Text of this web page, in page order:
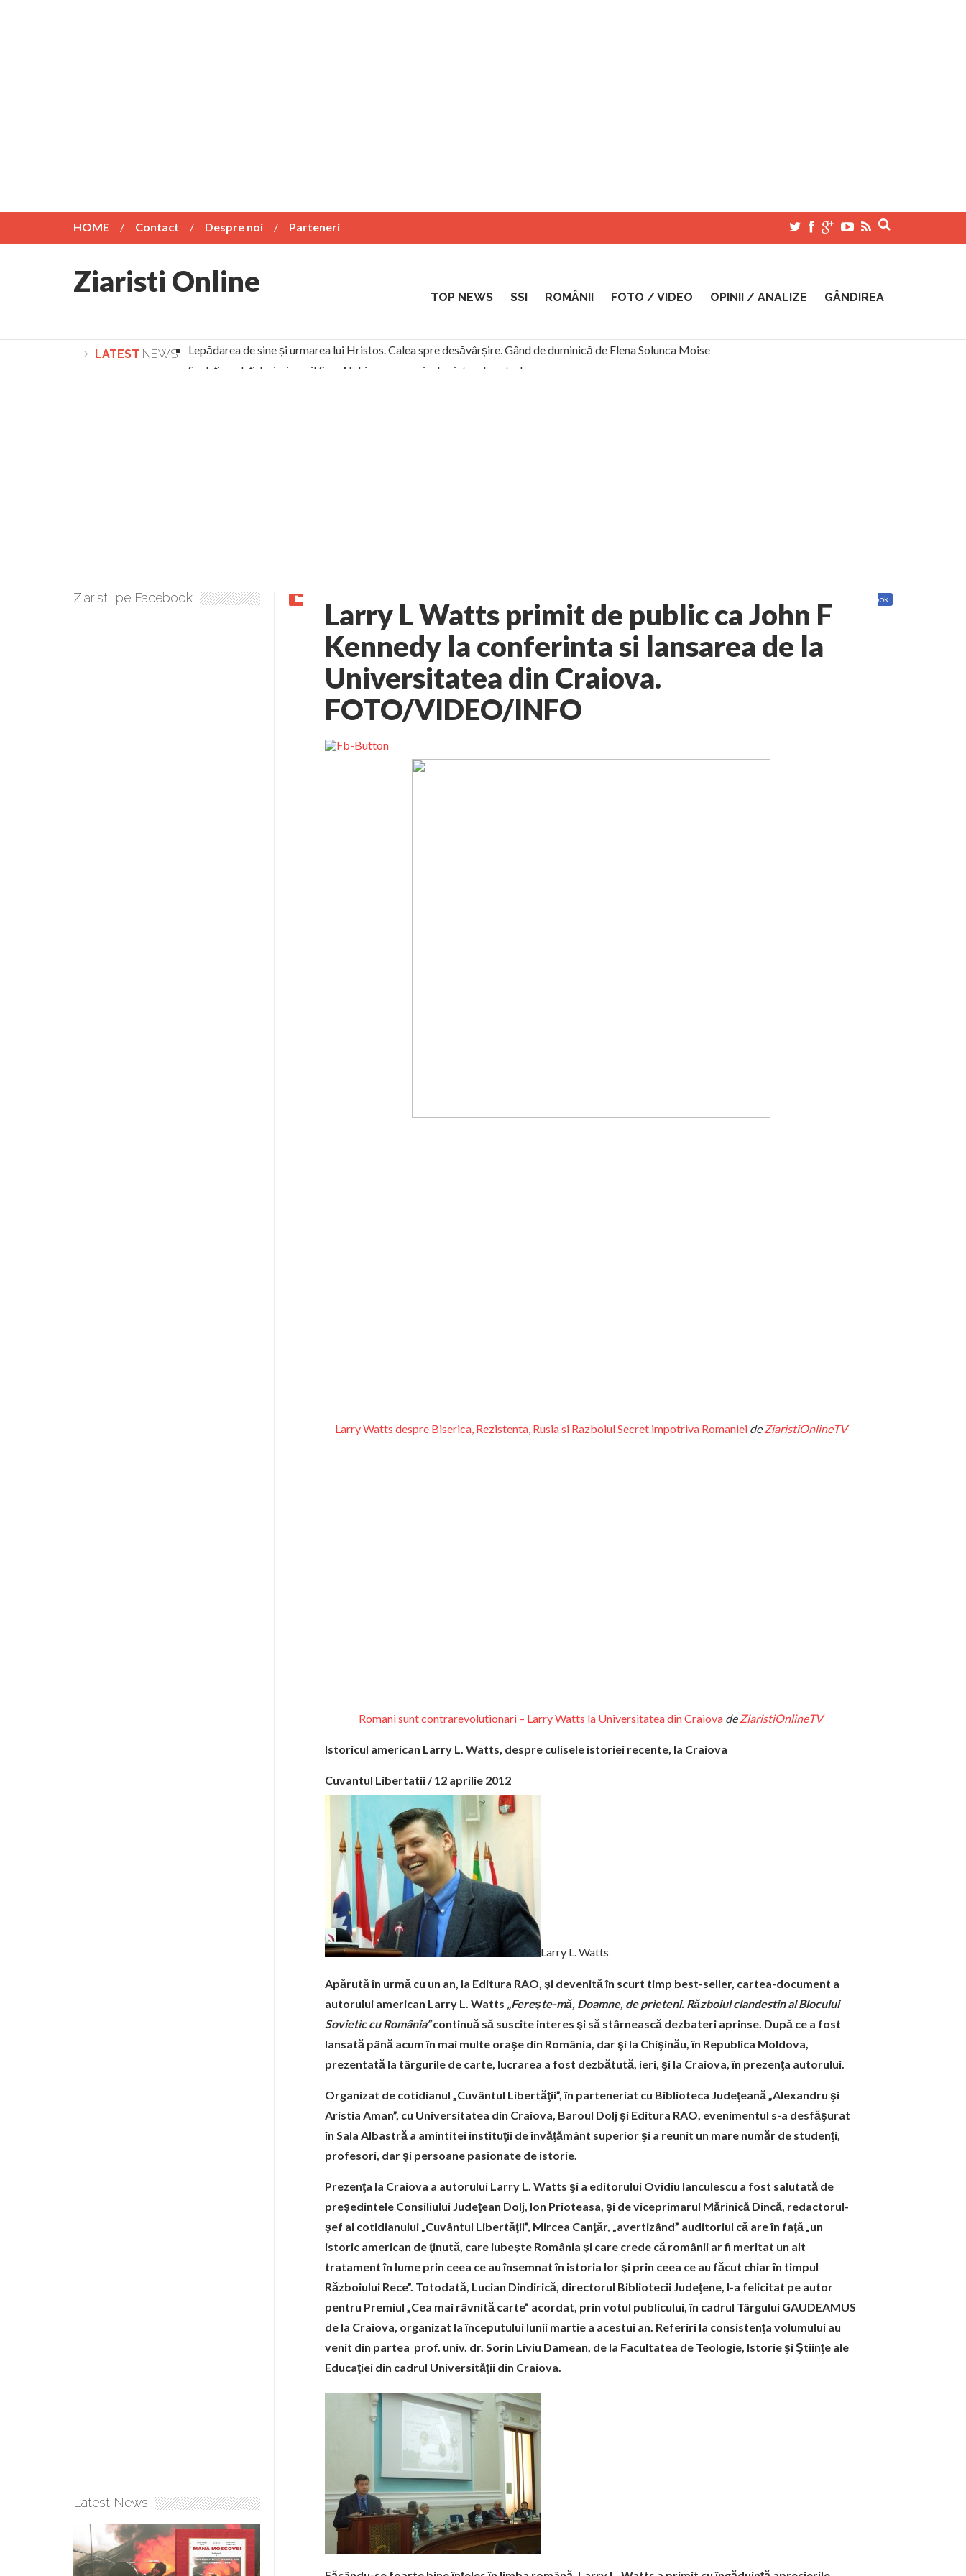
HOME Contact Despre noi Parteneri
Ziaristi Online TOP NEWS SSI ROMÂNII FOTO / VIDEO OPINII / ANALIZE GÂNDIREA
LATEST NEWS
Lepădarea de sine și urmarea lui Hristos. Calea spre desăvârșire. Gând de duminică de Elena Solunca Moise
Sculați, sculați, boieri mari! Sara Nukina are nevoie de ajutorul nostru!
Facebook
Larry L Watts primit de public ca John F
Kennedy la conferinta si lansarea de la
Universitatea din Craiova.
FOTO/VIDEO/INFO
Larry Watts despre Biserica, Rezistenta, Rusia si Razboiul Secret impotriva Romaniei deZiaristiOnlineTV
Romani sunt contrarevolutionari – Larry Watts la Universitatea din Craiova deZiaristiOnlineTV
Istoricul american Larry L. Watts, despre culisele istoriei recente, la Craiova
Cuvantul Libertatii / 12 aprilie 2012
Larry L. Watts
Apărută în urmă cu un an, la Editura RAO, şi devenită în scurt timp best-seller, cartea-document a
autorului american Larry L. Watts „Fereşte-mă, Doamne, de prieteni. Războiul clandestin al Blocului
Sovietic cu România”continuă să suscite interes şi să stârnească dezbateri aprinse. După ce a fost
lansată până acum în mai multe oraşe din România, dar şi la Chişinău, în Republica Moldova,
prezentată la târgurile de carte, lucrarea a fost dezbătută, ieri, şi la Craiova, în prezenţa autorului.
Organizat de cotidianul „Cuvântul Libertăţii”, în parteneriat cu Biblioteca Judeţeană „Alexandru şi
Aristia Aman”, cu Universitatea din Craiova, Baroul Dolj şi Editura RAO, evenimentul s-a desfăşurat
în Sala Albastră a amintitei instituţii de învăţământ superior şi a reunit un mare număr de studenţi,
profesori, dar şi persoane pasionate de istorie.
Prezenţa la Craiova a autorului Larry L. Watts şi a editorului Ovidiu Ianculescu a fost salutată de
preşedintele Consiliului Judeţean Dolj, Ion Prioteasa, şi de viceprimarul Mărinică Dincă, redactorul-
şef al cotidianului „Cuvântul Libertăţii”, Mircea Canţăr, „avertizând” auditoriul că are în faţă „un
istoric american de ţinută, care iubeşte România şi care crede că românii ar fi meritat un alt
tratament în lume prin ceea ce au însemnat în istoria lor şi prin ceea ce au făcut chiar în timpul
Războiului Rece”. Totodată, Lucian Dindirică, directorul Bibliotecii Judeţene, l-a felicitat pe autor
pentru Premiul „Cea mai râvnită carte” acordat, prin votul publicului, în cadrul Târgului GAUDEAMUS
de la Craiova, organizat la începutului lunii martie a acestui an. Referiri la consistenţa volumului au
venit din partea prof. univ. dr. Sorin Liviu Damean, de la Facultatea de Teologie, Istorie şi Ştiinţe ale
Educaţiei din cadrul Universităţii din Craiova.
Ziaristii pe Facebook
Latest News